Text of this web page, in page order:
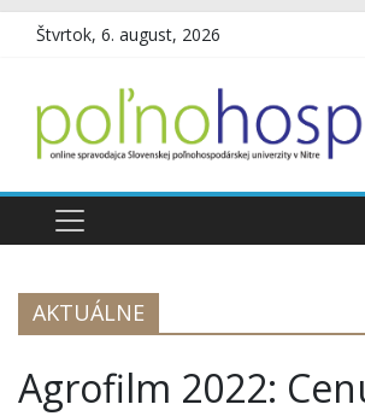
Štvrtok, 6. august, 2026
AKTUÁLNE
Agrofilm 2022: